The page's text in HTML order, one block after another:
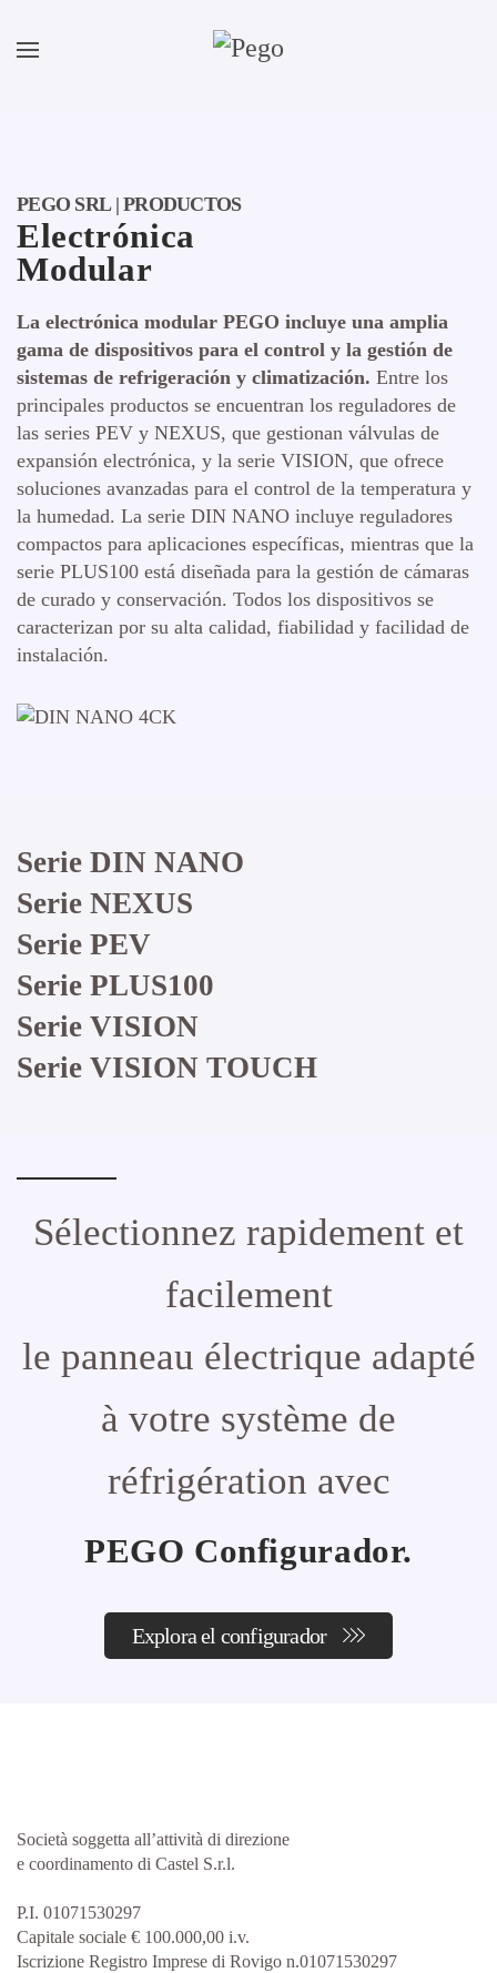
Ir al contenido principal
PEGO SRL | PRODUCTOS
Electrónica
Modular
La electrónica modular PEGO incluye una amplia
gama de dispositivos para el control y la gestión de
sistemas de refrigeración y climatización. Entre los
principales productos se encuentran los reguladores de
las series PEV y NEXUS, que gestionan válvulas de
expansión electrónica, y la serie VISION, que ofrece
soluciones avanzadas para el control de la temperatura y
la humedad. La serie DIN NANO incluye reguladores
compactos para aplicaciones específicas, mientras que la
serie PLUS100 está diseñada para la gestión de cámaras
de curado y conservación. Todos los dispositivos se
caracterizan por su alta calidad, fiabilidad y facilidad de
instalación.
Serie DIN NANO
Serie NEXUS
Serie PEV
Serie PLUS100
Serie VISION
Serie VISION TOUCH
Sélectionnez rapidement et
facilement
le panneau électrique adapté
à votre système de
réfrigération avec
PEGO Configurador.
Explora el configurador
Società soggetta all’attività di direzione
e coordinamento di Castel S.r.l.
P.I. 01071530297
Capitale sociale € 100.000,00 i.v.
Iscrizione Registro Imprese di Rovigo n.01071530297